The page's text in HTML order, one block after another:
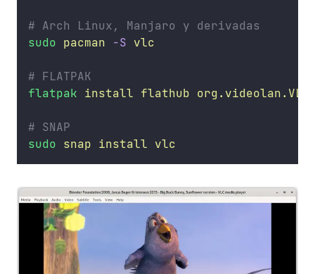
# Arch Linux, Manjaro y derivadas
sudo pacman -S vlc
# FLATPAK
flatpak install flathub org.videolan.VLC
# SNAP
sudo snap install vlc